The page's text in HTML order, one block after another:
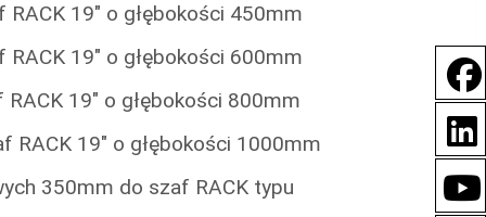
19" o głębokości 450mm
19" o głębokości 600mm
19" o głębokości 800mm
RACK 19" o głębokości 1000mm
350mm do szaf RACK typu